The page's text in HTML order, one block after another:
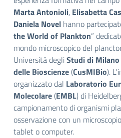
Marta Antonioli, Elisabetta
Daniela Novel hanno
the World of Plankton”
mondo microscopico del
Università degliStudi di
delle Bioscienze (CusMIBio).
organizzato dal Laboratorio
Molecolare (EMBL) di
campionamento di organismi
osservazione con un
tablet o computer.